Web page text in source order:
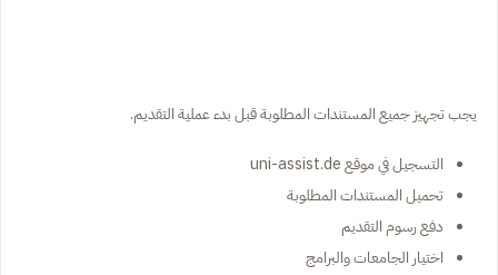
يجب تجهيز جميع المستندات المطلوبة قبل بدء عملية التقديم.
التسجيل في موقع uni-assist.de
تحميل المستندات المطلوبة
دفع رسوم التقديم
اختيار الجامعات والبرامج